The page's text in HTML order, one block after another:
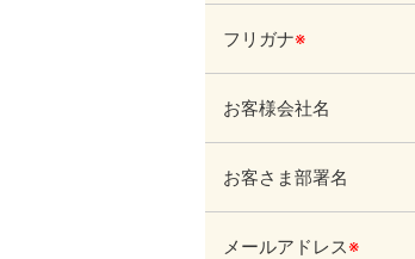
フリガナ※
お客様会社名
お客さま部署名
メールアドレス※